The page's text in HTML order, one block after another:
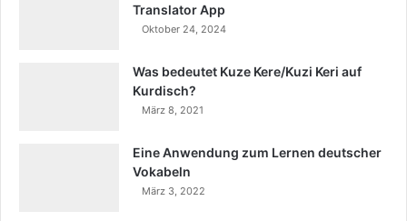
Translator App
Oktober 24, 2024
Was bedeutet Kuze Kere/Kuzi Keri auf
Kurdisch?
März 8, 2021
Eine Anwendung zum Lernen deutscher
Vokabeln
März 3, 2022